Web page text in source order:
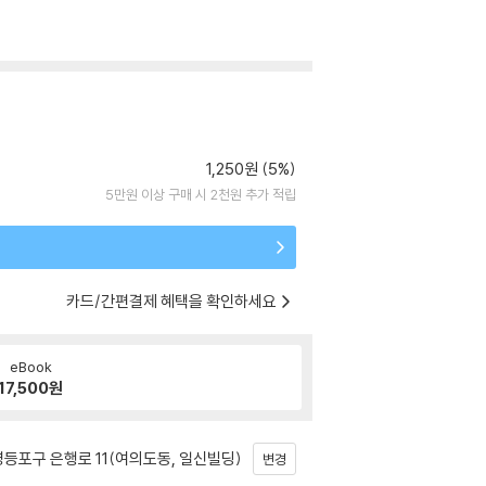
1,250원 (5%)
5만원 이상 구매 시 2천원 추가 적립
카드/간편결제 혜택을 확인하세요
eBook
원
포구 은행로 11(여의도동, 일신빌딩) 변경